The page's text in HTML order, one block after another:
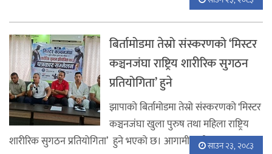
साउन २३, २०८३
बिर्तामोडमा तेस्रो संस्करणको ‘मिस्टर
कञ्चनजंघा राष्ट्रिय शारीरिक सुगठन
प्रतियोगिता’ हुने
झापाकाे बिर्तामोडमा तेस्रो संस्करणको ‘मिस्टर
कञ्चनजंघा खुला पुरुष तथा महिला राष्ट्रिय
शारीरिक सुगठन प्रतियोगिता’ हुने भएको छ। आगामी असोज २० र २१ ...